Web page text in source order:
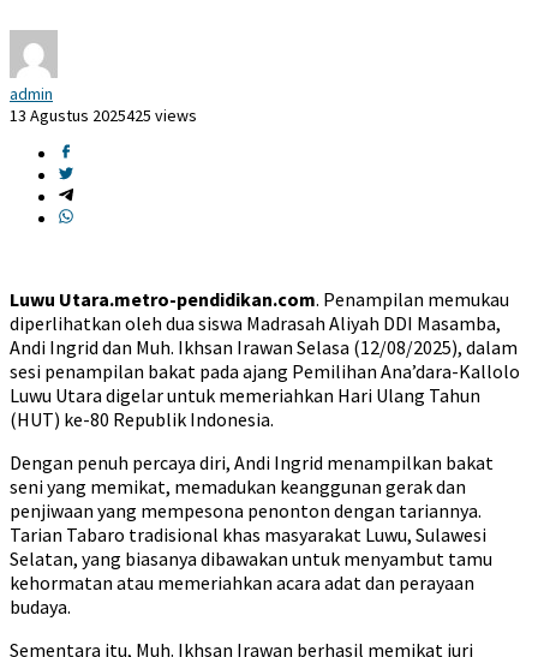
admin
13 Agustus 2025425 views
Luwu Utara.metro-pendidikan.com. Penampilan memukau
diperlihatkan oleh dua siswa Madrasah Aliyah DDI Masamba,
Andi Ingrid dan Muh. Ikhsan Irawan Selasa (12/08/2025), dalam
sesi penampilan bakat pada ajang Pemilihan Ana’dara-Kallolo
Luwu Utara digelar untuk memeriahkan Hari Ulang Tahun
(HUT) ke-80 Republik Indonesia.
Dengan penuh percaya diri, Andi Ingrid menampilkan bakat
seni yang memikat, memadukan keanggunan gerak dan
penjiwaan yang mempesona penonton dengan tariannya.
Tarian Tabaro tradisional khas masyarakat Luwu, Sulawesi
Selatan, yang biasanya dibawakan untuk menyambut tamu
kehormatan atau memeriahkan acara adat dan perayaan
budaya.
Sementara itu, Muh. Ikhsan Irawan berhasil memikat juri